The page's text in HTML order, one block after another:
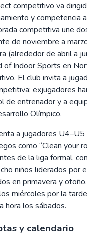
competitivo va
y competencia
competitiva une
de noviembre a
(alrededor de abril a
of Indoor Sports en
El club invita a
exjugadores
de entrenador y a
Olímpico.
a jugadores
como “Clean your
de la liga formal,
niños liderados por
en primavera y
miércoles por la
hora los sábados.
y calendario